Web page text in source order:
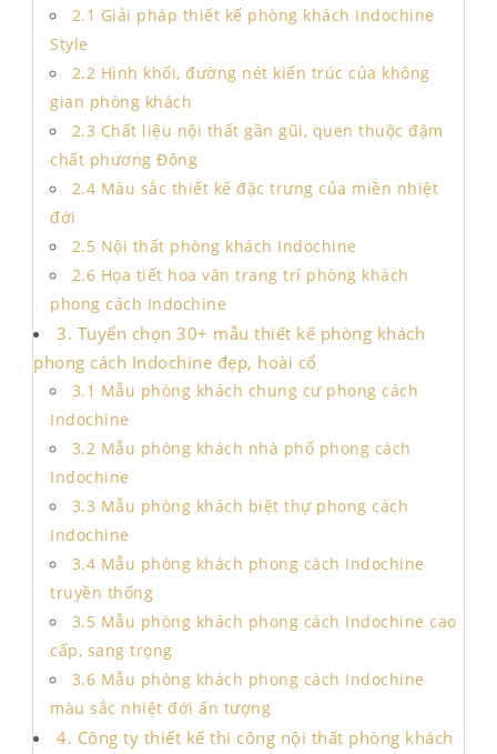
2.1 Giải pháp thiết kế phòng khách Indochine
Style
2.2 Hình khối, đường nét kiến trúc của không
gian phòng khách
2.3 Chất liệu nội thất gần gũi, quen thuộc đậm
chất phương Đông
2.4 Màu sắc thiết kế đặc trưng của miền nhiệt
đới
2.5 Nội thất phòng khách Indochine
2.6 Họa tiết hoa văn trang trí phòng khách
phong cách Indochine
3. Tuyển chọn 30+ mẫu thiết kế phòng khách
phong cách Indochine đẹp, hoài cổ
3.1 Mẫu phòng khách chung cư phong cách
Indochine
3.2 Mẫu phòng khách nhà phố phong cách
Indochine
3.3 Mẫu phòng khách biệt thự phong cách
Indochine
3.4 Mẫu phòng khách phong cách Indochine
truyền thống
3.5 Mẫu phòng khách phong cách Indochine cao
cấp, sang trọng
3.6 Mẫu phòng khách phong cách Indochine
màu sắc nhiệt đới ấn tượng
4. Công ty thiết kế thi công nội thất phòng khách